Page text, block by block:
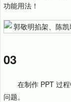
功能用法！
03
在制作 PPT 过
问题。